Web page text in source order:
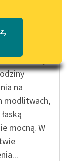
formacie PDF
na
modlitwach,
mocną. W